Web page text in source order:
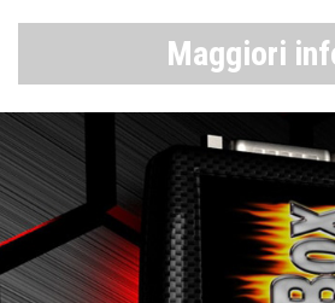
Maggiori